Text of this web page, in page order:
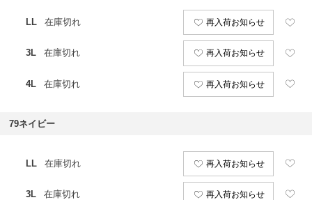
LL 在庫切れ 再入荷お知らせ
3L 在庫切れ 再入荷お知らせ
4L 在庫切れ 再入荷お知らせ
79ネイビー
LL 在庫切れ 再入荷お知らせ
3L 在庫切れ 再入荷お知らせ